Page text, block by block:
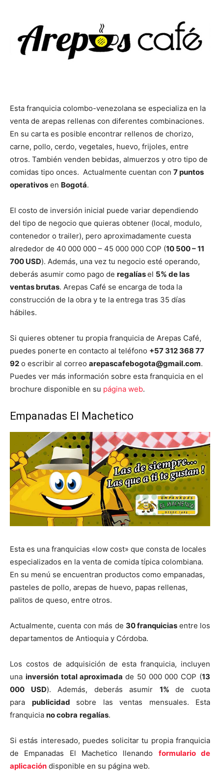
Esta franquicia colombo-venezolana se especializa en la
venta de arepas rellenas con diferentes combinaciones.
En su carta es posible encontrar rellenos de chorizo,
carne, pollo, cerdo, vegetales, huevo, frijoles, entre
otros. También venden bebidas, almuerzos y otro tipo de
comidas tipo onces. Actualmente cuentan con 7 puntos
operativos en Bogotá.
El costo de inversión inicial puede variar dependiendo
del tipo de negocio que quieras obtener (local, modulo,
contenedor o trailer), pero aproximadamente cuesta
alrededor de 40 000 000 – 45 000 000 COP (10 500 – 11
700 USD). Además, una vez tu negocio esté operando,
deberás asumir como pago de regalíasel 5% de las
ventas brutas. Arepas Café se encarga de toda la
construcción de la obra y te la entrega tras 35 días
hábiles.
Si quieres obtener tu propia franquicia de Arepas Café,
puedes ponerte en contacto al teléfono +57 312 368 77
92 o escribir al correo arepascafebogota@gmail.com.
Puedes ver más información sobre esta franquicia en el
brochure disponible en su página web.
Empanadas El Machetico
Esta es una franquicias «low cost» que consta de locales
especializados en la venta de comida típica colombiana.
En su menú se encuentran productos como empanadas,
pasteles de pollo, arepas de huevo, papas rellenas,
palitos de queso, entre otros.
Actualmente, cuenta con más de 30 franquicias entre los
departamentos de Antioquia y Córdoba.
Los costos de adquisición de esta franquicia, incluyen
una inversión total aproximadade 50 000 000 COP (13
000 USD). Además, deberás asumir 1%de cuota
para publicidad sobre las ventas mensuales. Esta
franquicia no cobra regalías.
Si estás interesado, puedes solicitar tu propia franquicia
de Empanadas El Machetico llenando formulario de
aplicación disponible en su página web.